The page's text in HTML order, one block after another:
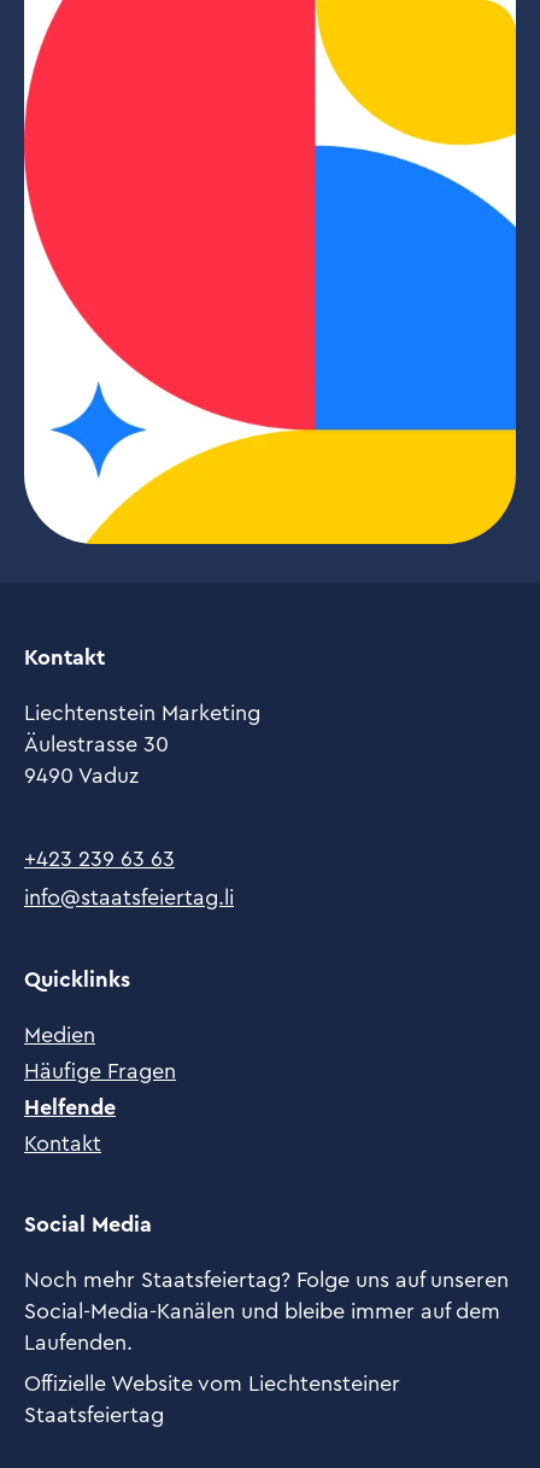
Kontakt
Liechtenstein Marketing
Äulestrasse 30
9490 Vaduz
+423 239 63 63
info@staatsfeiertag.li
Quicklinks
Medien
Häufige Fragen
Helfende
Kontakt
Social Media
Noch mehr Staatsfeiertag? Folge uns auf unseren
Social-Media-Kanälen und bleibe immer auf dem
Laufenden.
Offizielle Website vom Liechtensteiner
Staatsfeiertag